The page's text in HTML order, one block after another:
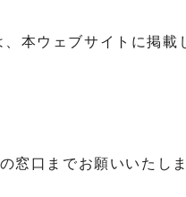
本ウェブサイトに掲載
窓口までお願いいたしま